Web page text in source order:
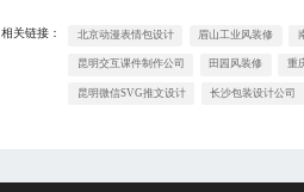
相关链接： 北京动漫表情包设计 眉山工业风装修
昆明交互课件制作公司 田园风装修 重
昆明微信SVG推文设计 长沙包装设计公司